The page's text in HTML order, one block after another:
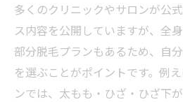
脚脱毛の効果を最大化する
施術間隔と効果の関係
最適な脚脱毛スケジュ
施術回数による効果の
多くのクリニックやサロンが公
ス内容を公開していますが、全
部分脱毛プランもあるため、自
を選ぶことがポイントです。例
ンでは、太もも・ひざ・ひざ下